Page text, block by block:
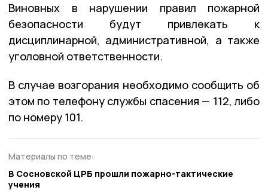
Виновных в нарушении правил пожарной
безопасности будут привлекать к
дисциплинарной, административной, а также
уголовной ответственности.
В случае возгорания необходимо сообщить об
этом по телефону службы спасения — 112, либо
по номеру 101.
Материалы по теме:
В Сосновской ЦРБ прошли пожарно-тактические
учения